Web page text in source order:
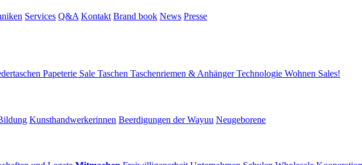
Services Q&A Kontakt Brand book News Presse
Papeterie Sale Taschen Taschenriemen & AnhängerTechnologie Wohnen Sales!
Kunsthandwerkerinnen Beerdigungen der Wayuu Neugeborene